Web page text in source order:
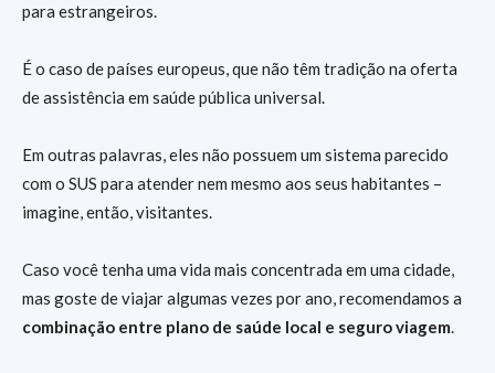
para estrangeiros.
É o caso de países europeus, que não têm tradição na oferta
de assistência em saúde pública universal.
Em outras palavras, eles não possuem um sistema parecido
com o SUS para atender nem mesmo aos seus habitantes –
imagine, então, visitantes.
Caso você tenha uma vida mais concentrada em uma cidade,
mas goste de viajar algumas vezes por ano, recomendamos a
combinação entre plano de saúde local e seguro viagem.